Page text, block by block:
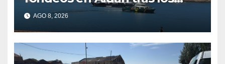
últimos episodios de
contaminación en O Con
AGO 8, 2026